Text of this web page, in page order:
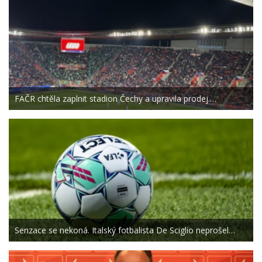
FAČR chtěla zaplnit stadion Čechy a upravila prodej.…
Senzace se nekoná. Italský fotbalista De Sciglio neprošel…